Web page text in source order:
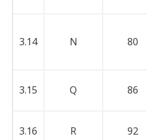
3.14 N 80
3.15 Q 86
3.16 R 92